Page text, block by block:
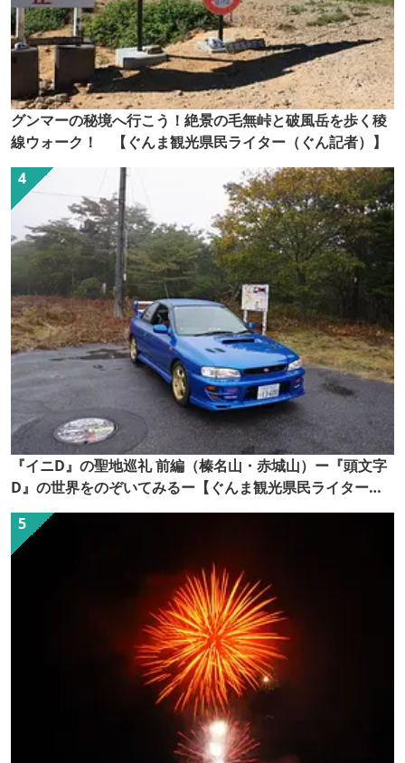
グンマーの秘境へ行こう！絶景の毛無峠と破風岳を歩く稜
線ウォーク！ 【ぐんま観光県民ライター（ぐん記者）】
『イニD』の聖地巡礼 前編（榛名山・赤城山）ー『頭文字
D』の世界をのぞいてみるー【ぐんま観光県民ライター
（ぐん記者）】